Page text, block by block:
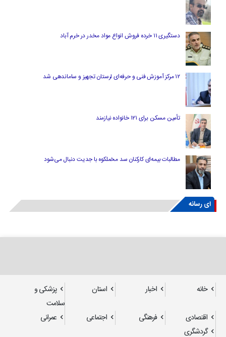
دستگیری ۱۱ خرده فروش انواع مواد مخدر در خرم آباد
۱۲ مرکز آموزش فنی و حرفه‌ای لرستان تجهیز و ساماندهی شد
تأمین مسکن برای ۱۲۱ خانواده نیازمند
مطالبات بیمه‌ای کارکنان سد مخملکوه با جدیت دنبال می‌شود
ای رسانه
خانه اخبار استان
پزشکی و
سلامت
اقتصادی
فرهنگی اجتماعی
عمرانی
گردشگری